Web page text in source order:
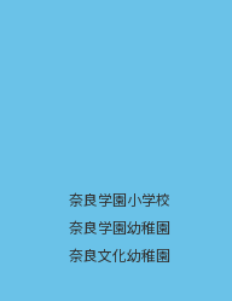
奈良学園小学校
奈良学園幼稚園
奈良文化幼稚園